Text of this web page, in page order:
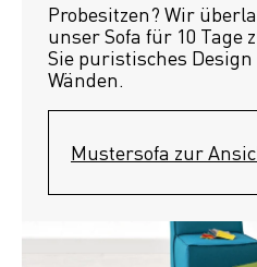
Probesitzen? Wir
unser Sofa für 10 Tage
Sie puristisches
Wänden.
Mustersofa zur